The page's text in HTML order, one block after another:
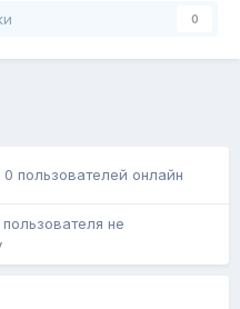
0
0 пользователей онлайн
не